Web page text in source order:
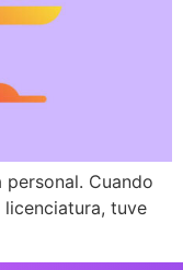
Cuando
tuve